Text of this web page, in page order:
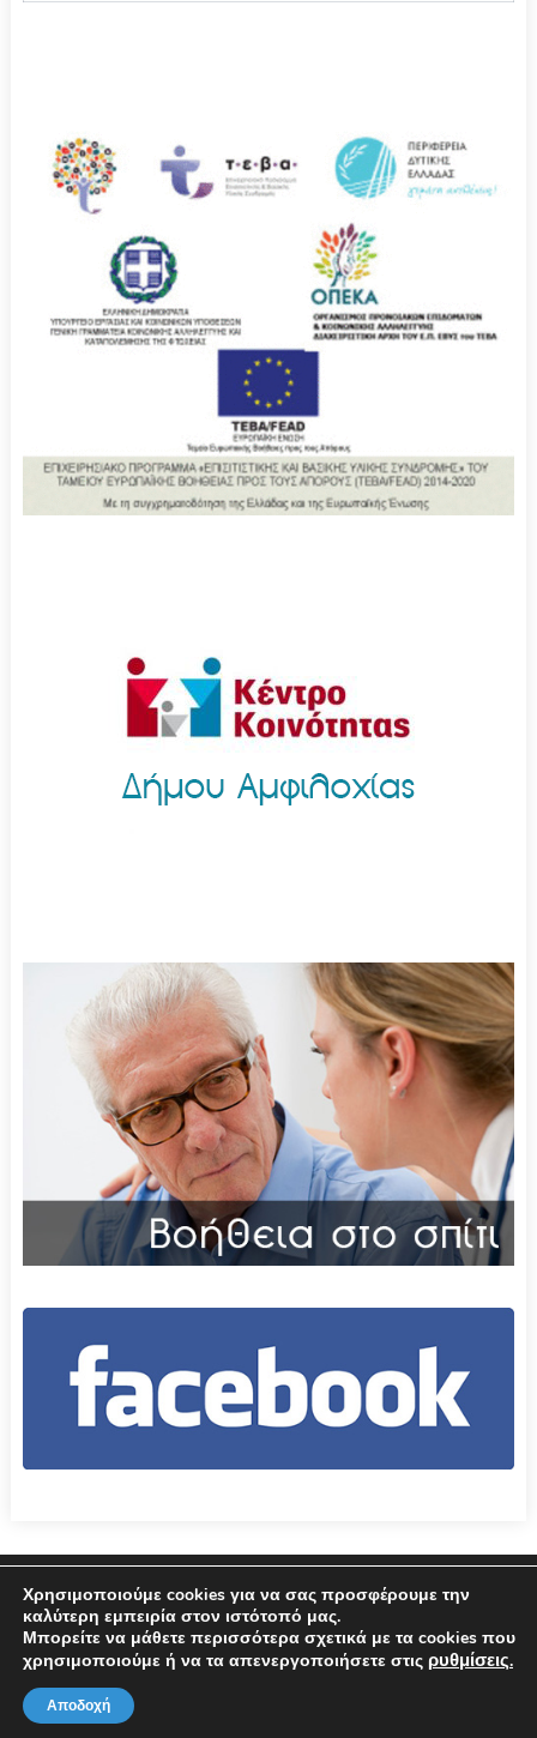
Επικοινωνία Όροι χρήσης – Πολιτική Απορρήτου
© 2026 Δήμος Αμφιλοχίας
Χρησιμοποιούμε cookies για να σας προσφέρουμε την
καλύτερη εμπειρία στον ιστότοπό μας.
Μπορείτε να μάθετε περισσότερα σχετικά με τα cookies που
χρησιμοποιούμε ή να τα απενεργοποιήσετε στις ρυθμίσεις.
Αποδοχή